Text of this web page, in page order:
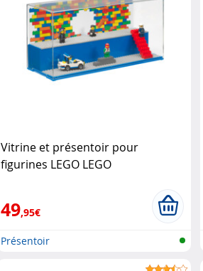
Vitrine et présentoir pour
figurines LEGO LEGO
49,95€
Présentoir